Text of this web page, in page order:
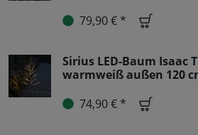
79,90 € *
Sirius LED-Baum Isaac
warmweiß außen 120
74,90 € *